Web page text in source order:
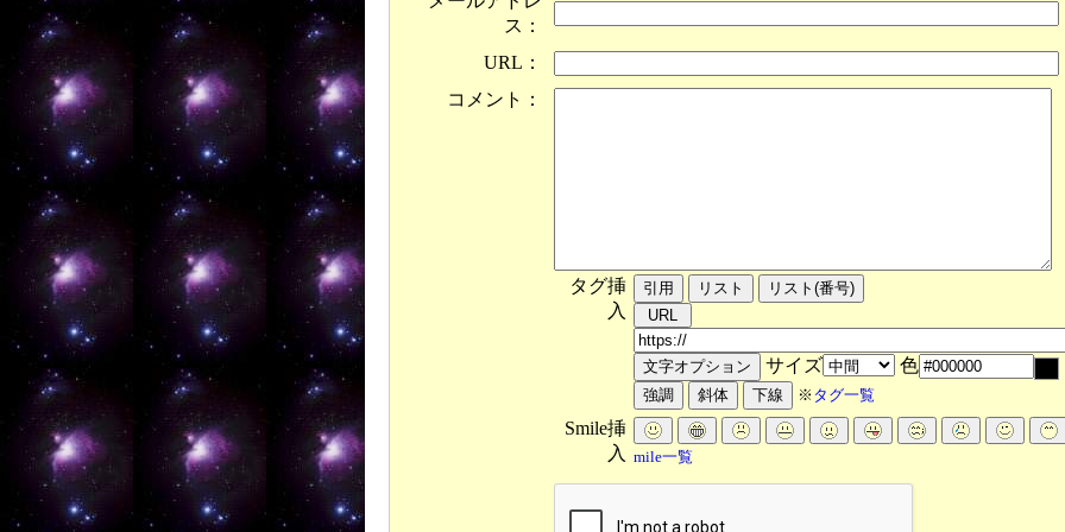
ス：
URL：
コメント：
タグ挿
入
サイズ 色
※ タグ一覧
Smile挿
入 mile一覧